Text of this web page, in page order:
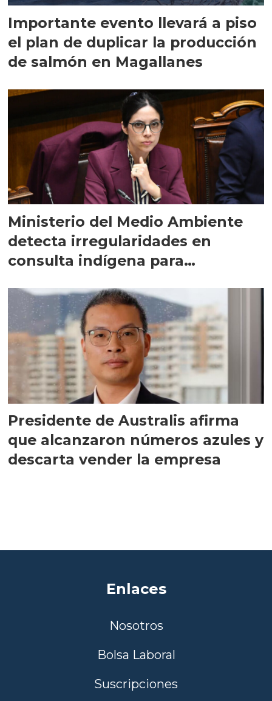
Importante evento llevará a piso
el plan de duplicar la producción
de salmón en Magallanes
Ministerio del Medio Ambiente
detecta irregularidades en
consulta indígena para
Presidente de Australis afirma
que alcanzaron números azules y
descarta vender la empresa
Enlaces
Nosotros
Bolsa Laboral
Suscripciones